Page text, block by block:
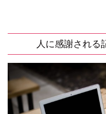
人に感謝される